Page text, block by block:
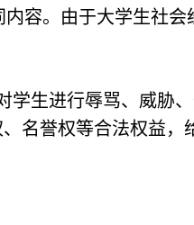
容。由于大学生社
生进行辱骂、威胁
名誉权等合法权益，